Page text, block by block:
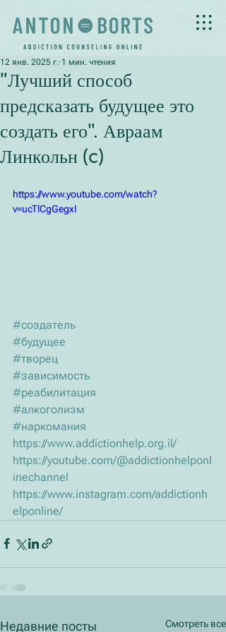
"Лучший способ
предсказать будущее это
создать его". Авраам
Линкольн (c)
12 янв. 2025 г. 1 мин. чтения
https://www.youtube.com/watch?
v=ucTlCgGegxI
#создатель
#будущее
#творец
#зависимость
#реабилитация
#алкоголизм
#наркомания
https://www.addictionhelp.org.il/
https://youtube.com/@addictionhelponl
inechannel
https://www.instagram.com/addictionh
elponline/
Недавние посты Смотреть все